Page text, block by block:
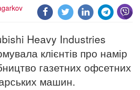
Heavy Industries
клієнтів про намір
газетних офсетних
машин.